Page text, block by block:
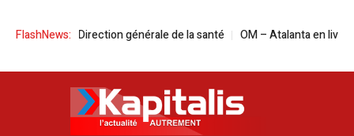
FlashNews:
de la Direction générale de la santé OM – Atalanta en live